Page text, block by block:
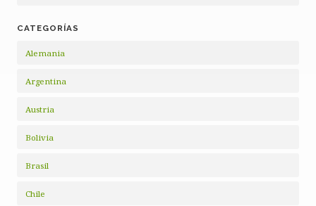
CATEGORÍAS
Alemania
Argentina
Austria
Bolivia
Brasil
Chile